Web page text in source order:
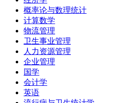
概率论与数理统计
计算数学
物流管理
卫生事业管理
人力资源管理
企业管理
国学
会计学
英语